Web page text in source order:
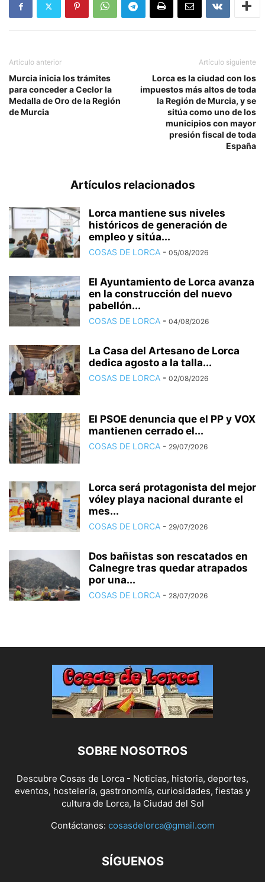
Artículo anterior
Murcia inicia los trámites
para conceder a Ceclor la
Medalla de Oro de la Región
de Murcia
Artículo siguiente
Lorca es la ciudad con los
impuestos más altos de toda
la Región de Murcia, y se
sitúa como uno de los
municipios con mayor
presión fiscal de toda
España
Artículos relacionados
Lorca mantiene sus niveles
históricos de generación de
empleo y sitúa...
COSAS DE LORCA - 05/08/2026
El Ayuntamiento de Lorca avanza
en la construcción del nuevo
pabellón...
COSAS DE LORCA - 04/08/2026
La Casa del Artesano de Lorca
dedica agosto a la talla...
COSAS DE LORCA - 02/08/2026
El PSOE denuncia que el PP y VOX
mantienen cerrado el...
COSAS DE LORCA - 29/07/2026
Lorca será protagonista del mejor
vóley playa nacional durante el
mes...
COSAS DE LORCA - 29/07/2026
Dos bañistas son rescatados en
Calnegre tras quedar atrapados
por una...
COSAS DE LORCA - 28/07/2026
SOBRE NOSOTROS
Descubre Cosas de Lorca - Noticias, historia, deportes,
eventos, hostelería, gastronomía, curiosidades, fiestas y
cultura de Lorca, la Ciudad del Sol
Contáctanos: cosasdelorca@gmail.com
SÍGUENOS